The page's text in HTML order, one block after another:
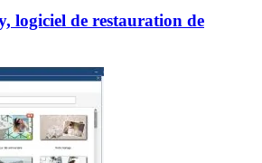
logiciel de restauration de